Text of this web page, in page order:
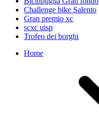
Challenge bike Salento
Gran premio xc
scxc uisp
Trofeo dei borghi
Home